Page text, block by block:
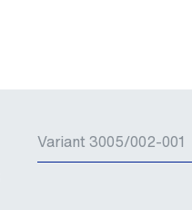
Variant 3005/002-001